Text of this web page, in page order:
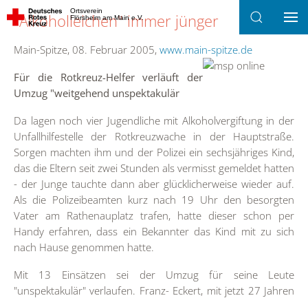
Ortsverein
Flörsheim am Main e.V.
"Alkoholleichen" immer jünger
Main-Spitze, 08. Februar 2005, www.main-spitze.de
Für die Rotkreuz-Helfer verläuft der
Umzug "weitgehend unspektakulär
Da lagen noch vier Jugendliche mit Alkoholvergiftung in der
Unfallhilfestelle der Rotkreuzwache in der Hauptstraße.
Sorgen machten ihm und der Polizei ein sechsjähriges Kind,
das die Eltern seit zwei Stunden als vermisst gemeldet hatten
- der Junge tauchte dann aber glücklicherweise wieder auf.
Als die Polizeibeamten kurz nach 19 Uhr den besorgten
Vater am Rathenauplatz trafen, hatte dieser schon per
Handy erfahren, dass ein Bekannter das Kind mit zu sich
nach Hause genommen hatte.
Mit 13 Einsätzen sei der Umzug für seine Leute
"unspektakulär" verlaufen. Franz- Eckert, mit jetzt 27 Jahren